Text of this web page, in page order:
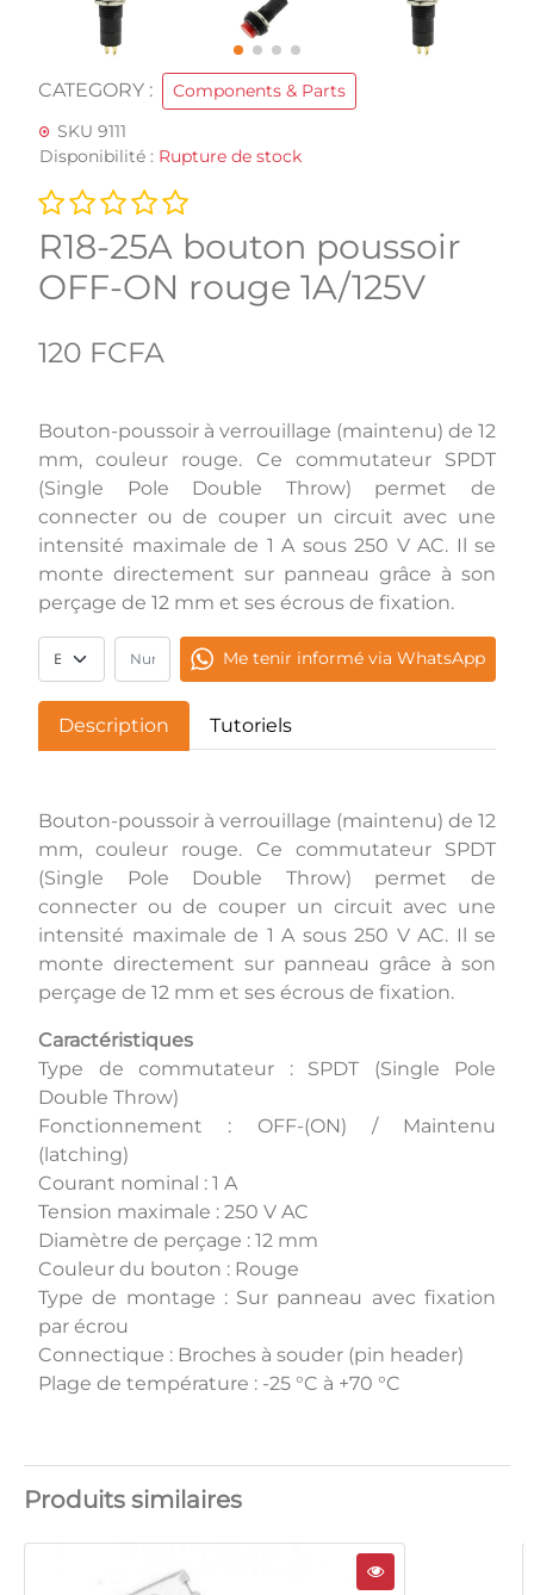
CATEGORY :
Components & Parts
SKU 9111
Disponibilité : Rupture de stock
R18-25A bouton poussoir
OFF-ON rouge 1A/125V
120 FCFA
Bouton-poussoir à verrouillage (maintenu) de 12
mm, couleur rouge. Ce commutateur SPDT
(Single Pole Double Throw) permet de
connecter ou de couper un circuit avec une
intensité maximale de 1 A sous 250 V AC. Il se
monte directement sur panneau grâce à son
perçage de 12 mm et ses écrous de fixation.
Me tenir informé via WhatsApp
Description Tutoriels
Bouton-poussoir à verrouillage (maintenu) de 12
mm, couleur rouge. Ce commutateur SPDT
(Single Pole Double Throw) permet de
connecter ou de couper un circuit avec une
intensité maximale de 1 A sous 250 V AC. Il se
monte directement sur panneau grâce à son
perçage de 12 mm et ses écrous de fixation.
Caractéristiques
Type de commutateur : SPDT (Single Pole
Double Throw)
Fonctionnement : OFF-(ON) / Maintenu
(latching)
Courant nominal : 1 A
Tension maximale : 250 V AC
Diamètre de perçage : 12 mm
Couleur du bouton : Rouge
Type de montage : Sur panneau avec fixation
par écrou
Connectique : Broches à souder (pin header)
Plage de température : -25 °C à +70 °C
Produits similaires